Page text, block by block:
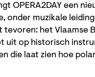
OPERA2DAY een
onder muzikale
tevoren: het Vlaamse
uit op historisch
die laat zien hoe